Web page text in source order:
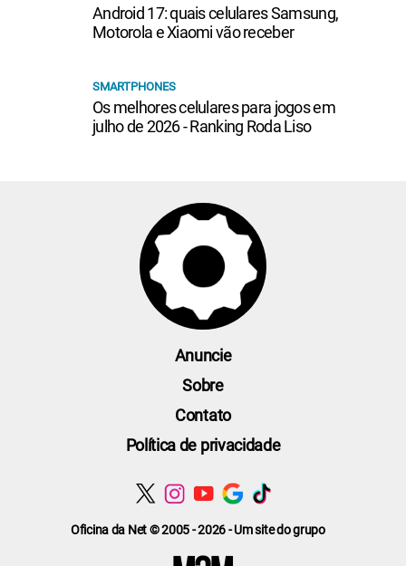
Android 17: quais celulares Samsung,
Motorola e Xiaomi vão receber
SMARTPHONES
Os melhores celulares para jogos em
julho de 2026 - Ranking Roda Liso
Oficina da Net © 2005 - 2026 - Um site do grupo
Anuncie
Sobre
Contato
Política de privacidade